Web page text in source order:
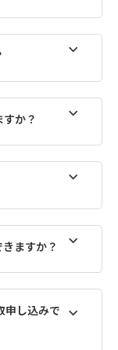
か？
ますか？
申し込みで